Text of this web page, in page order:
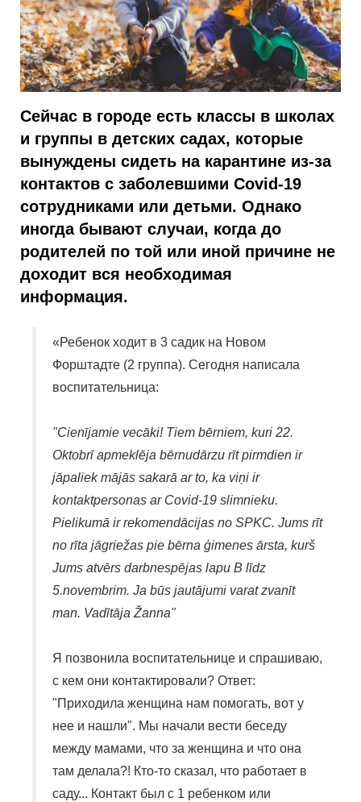
Сейчас в городе есть классы в школах
и группы в детских садах, которые
вынуждены сидеть на карантине из-за
контактов с заболевшими Covid-19
сотрудниками или детьми. Однако
иногда бывают случаи, когда до
родителей по той или иной причине не
доходит вся необходимая
информация.
«Ребенок ходит в 3 садик на Новом
Форштадте (2 группа). Сегодня написала
воспитательница:
"Cienījamie vecāki! Tiem bērniem, kuri 22.
Oktobrī apmeklēja bērnudārzu rīt pirmdien ir
jāpaliek mājās sakarā ar to, ka viņi ir
kontaktpersonas ar Covid-19 slimnieku.
Pielikumā ir rekomendācijas no SPKC. Jums rīt
no rīta jāgriežas pie bērna ģimenes ārsta, kurš
Jums atvērs darbnespējas lapu B līdz
5.novembrim. Ja būs jautājumi varat zvanīt
man. Vadītāja Žanna"
Я позвонила воспитательнице и спрашиваю,
с кем они контактировали? Ответ:
"Приходила женщина нам помогать, вот у
нее и нашли". Мы начали вести беседу
между мамами, что за женщина и что она
там делала?! Кто-то сказал, что работает в
саду... Контакт был с 1 ребенком или